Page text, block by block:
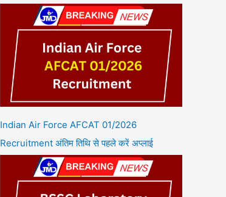
Indian Air Force AFCAT 01/2026
Recruitment अंतिम तिथि से पहले करें अप्लाई